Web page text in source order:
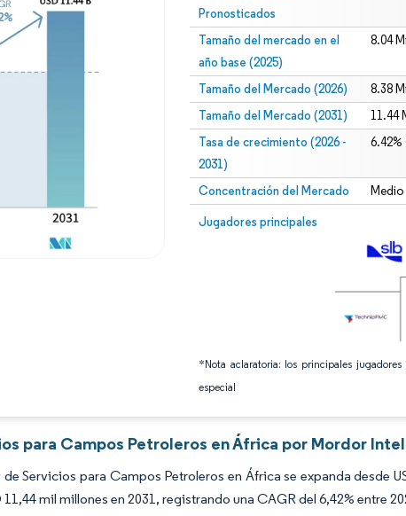
Pronosticados
Tamaño del mercado en el
año base (2025)
8.04
Tamaño del Mercado (2026) 8.38
Tamaño del Mercado (2031) 11.44
Tasa de crecimiento (2026 -
2031)
Concentración del Mercado Medio
Jugadores principales
*Nota aclaratoria: los principales
especial
Imagen © Mordor Intelligence. El uso requiere
© Mordor Intelligence. El uso requiere atribución según CC BY 4.0.
para Campos Petroleros en África por Mordor
Servicios para Campos Petroleros en África se expanda desde
mil millones en 2031, registrando una CAGR del 6,42% entre